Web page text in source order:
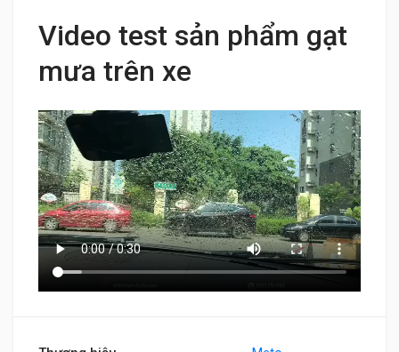
Video test sản phẩm gạt
mưa trên xe